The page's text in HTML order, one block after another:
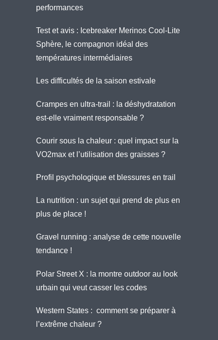
performances
Test et avis : Icebreaker Merinos Cool-Lite
Sphère, le compagnon idéal des
températures intermédiaires
Les difficultés de la saison estivale
Crampes en ultra-trail : la déshydratation
est-elle vraiment responsable ?
Courir sous la chaleur : quel impact sur la
VO2max et l’utilisation des graisses ?
Profil psychologique et blessures en trail
La nutrition : un sujet qui prend de plus en
plus de place !
Gravel running : analyse de cette nouvelle
tendance !
Polar Street X : la montre outdoor au look
urbain qui veut casser les codes
Western States : comment se préparer à
l’extrême chaleur ?